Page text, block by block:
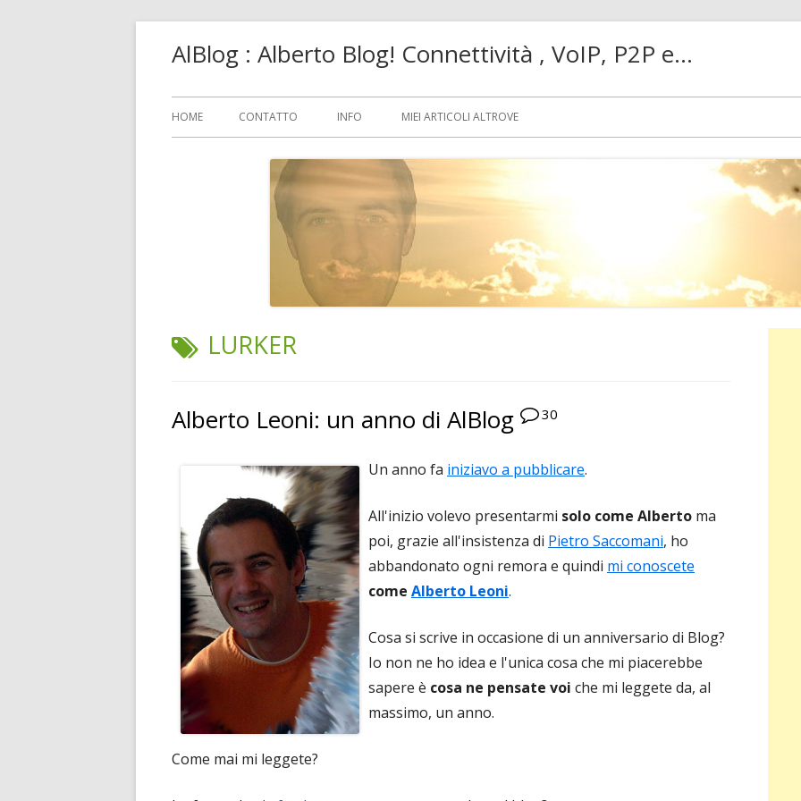
AlBlog : Alberto Blog! Connettività , VoIP, P2P e…
Menu
principale
HOME CONTATTO INFO MIEI ARTICOLI ALTROVE
TAG:
LURKER
Alberto Leoni: un anno di AlBlog 30
Un anno fa iniziavo a pubblicare.
All'inizio volevo presentarmi solo come Alberto ma
poi, grazie all'insistenza di Pietro Saccomani, ho
abbandonato ogni remora e quindi mi conoscete
come Alberto Leoni.
Cosa si scrive in occasione di un anniversario di Blog?
Io non ne ho idea e l'unica cosa che mi piacerebbe
sapere è cosa ne pensate voi che mi leggete da, al
massimo, un anno.
Come mai mi leggete?